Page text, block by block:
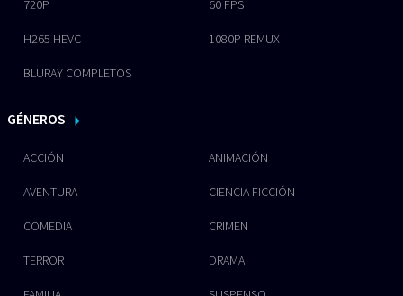
720P 60 FPS
H265 HEVC 1080P REMUX
BLURAY COMPLETOS
GÉNEROS
ACCIÓN ANIMACIÓN
AVENTURA CIENCIA FICCIÓN
COMEDIA CRIMEN
TERROR DRAMA